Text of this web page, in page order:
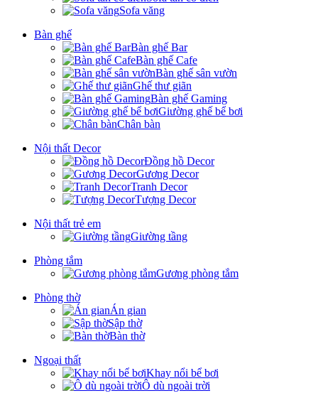
Sofa văng
Bàn ghế
Bàn ghế Bar
Bàn ghế Cafe
Bàn ghế sân vườn
Ghế thư giãn
Bàn ghế Gaming
Giường ghế bể bơi
Chân bàn
Nội thất Decor
Đồng hồ Decor
Gương Decor
Tranh Decor
Tượng Decor
Nội thất trẻ em
Giường tầng
Phòng tắm
Gương phòng tắm
Phòng thờ
Án gian
Sập thờ
Bàn thờ
Ngoại thất
Khay nổi bể bơi
Ô dù ngoài trời